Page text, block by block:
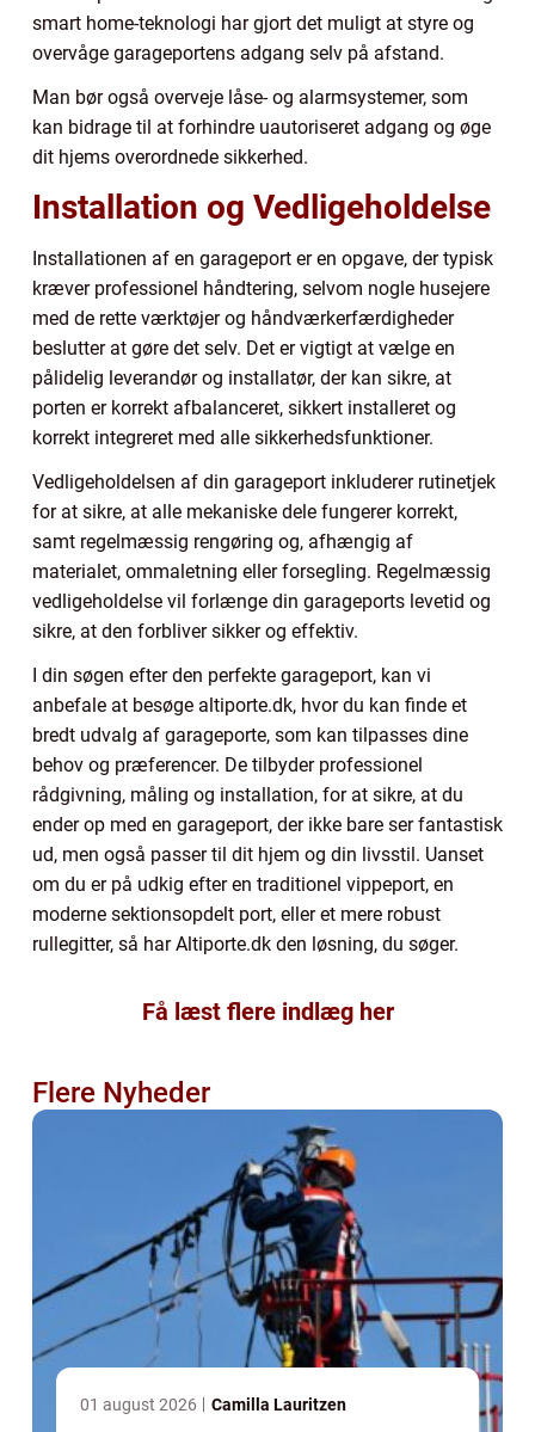
smart home-teknologi har gjort det muligt at styre og
overvåge garageportens adgang selv på afstand.
Man bør også overveje låse- og alarmsystemer, som
kan bidrage til at forhindre uautoriseret adgang og øge
dit hjems overordnede sikkerhed.
Installation og Vedligeholdelse
Installationen af en garageport er en opgave, der typisk
kræver professionel håndtering, selvom nogle husejere
med de rette værktøjer og håndværkerfærdigheder
beslutter at gøre det selv. Det er vigtigt at vælge en
pålidelig leverandør og installatør, der kan sikre, at
porten er korrekt afbalanceret, sikkert installeret og
korrekt integreret med alle sikkerhedsfunktioner.
Vedligeholdelsen af din garageport inkluderer rutinetjek
for at sikre, at alle mekaniske dele fungerer korrekt,
samt regelmæssig rengøring og, afhængig af
materialet, ommaletning eller forsegling. Regelmæssig
vedligeholdelse vil forlænge din garageports levetid og
sikre, at den forbliver sikker og effektiv.
I din søgen efter den perfekte garageport, kan vi
anbefale at besøge altiporte.dk, hvor du kan finde et
bredt udvalg af garageporte, som kan tilpasses dine
behov og præferencer. De tilbyder professionel
rådgivning, måling og installation, for at sikre, at du
ender op med en garageport, der ikke bare ser fantastisk
ud, men også passer til dit hjem og din livsstil. Uanset
om du er på udkig efter en traditionel vippeport, en
moderne sektionsopdelt port, eller et mere robust
rullegitter, så har Altiporte.dk den løsning, du søger.
Få læst flere indlæg her
Flere Nyheder
01 august 2026 Camilla Lauritzen